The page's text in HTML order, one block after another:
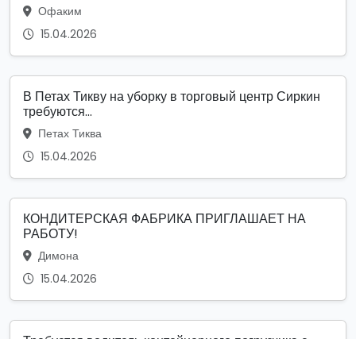
Офаким
15.04.2026
В Петах Тикву на уборку в торговый центр Сиркин
требуются...
Петах Тиква
15.04.2026
КОНДИТЕРСКАЯ ФАБРИКА ПРИГЛАШАЕТ НА
РАБОТУ!
Димона
15.04.2026